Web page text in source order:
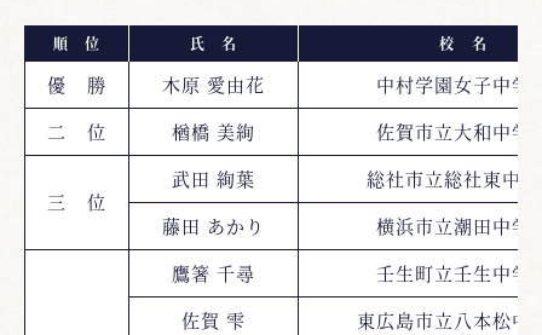
順 位 氏 名 校 名
優 勝 木原 愛由花
中村学園女子中学
二 位
楢橋 美絢 佐賀市立大和中学
三 位
武田 絢葉
総社市立総社東中
藤田 あかり
横浜市立潮田中学
鷹箸 千尋
壬生町立壬生中学
佐賀 雫
東広島市立八本松中